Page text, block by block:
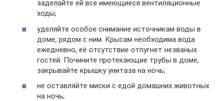
заделайте ей все имеющиеся вентиляционные
ходы;
уделяйте особое снимание источникам воды в
доме, рядом с ним. Крысам необходима вода
ежедневно, её отсутствие отпугнет незваных
гостей. Почините протекающие трубы в доме,
закрывайте крышку унитаза на ночь;
не оставляйте миски с едой домашних животных
на ночь;